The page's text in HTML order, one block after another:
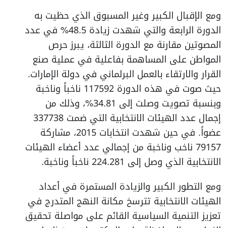
ومع الإقبال الكبير وغير المسبوق الذي حظيت به
الدورة الرابعة والتي شهدت زيادة 48.5% في عدد
المصوتين مقارنة مع الدورة الثالثة، يبرز حرص
المواطن على المساهمة بفاعلية في عملية صنع
القرار والارتقاء بالعمل البرلماني في دولة الإمارات.
حيث صوت في هذه الدورة 117592 ناخباً وناخبة
وبنسبة تصويت وصلت إلى 34.81%، وذلك من
إجمال عدد الهيئات الانتخابية التي ضمت 337738
عضواً. في حين شهدت انتخابات 2015، مشاركة
79157 ناخب وناخبة من إجمالي عدد أعضاء الهيئات
الانتخابية الذي وصل إلى 224.281 ناخباً وناخبة.
ومع التطور الكبير والزيادة المستمرة في أعداد
الهيئات الانتخابية تترسخ مكانة النهج المتدرج في
تعزيز التنمية السياسية القائم على مواصلة تحقيق